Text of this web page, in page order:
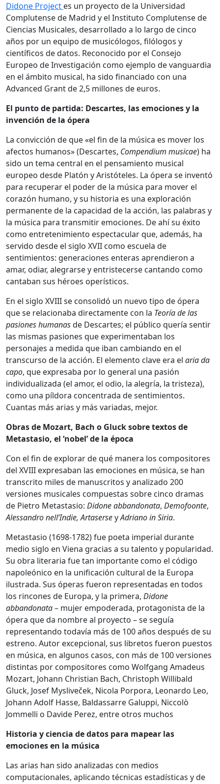
Didone Project es un proyecto de la Universidad
Complutense de Madrid y el Instituto Complutense de
Ciencias Musicales, desarrollado a lo largo de cinco
años por un equipo de musicólogos, filólogos y
científicos de datos. Reconocido por el Consejo
Europeo de Investigación como ejemplo de vanguardia
en el ámbito musical, ha sido financiado con una
Advanced Grant de 2,5 millones de euros.
El punto de partida: Descartes, las emociones y la
invención de la ópera
La convicción de que «el fin de la música es mover los
afectos humanos» (Descartes, Compendium musicae) ha
sido un tema central en el pensamiento musical
europeo desde Platón y Aristóteles. La ópera se inventó
para recuperar el poder de la música para mover el
corazón humano, y su historia es una exploración
permanente de la capacidad de la acción, las palabras y
la música para transmitir emociones. De ahí su éxito
como entretenimiento espectacular que, además, ha
servido desde el siglo XVII como escuela de
sentimientos: generaciones enteras aprendieron a
amar, odiar, alegrarse y entristecerse cantando como
cantaban sus héroes operísticos.
En el siglo XVIII se consolidó un nuevo tipo de ópera
que se relacionaba directamente con la Teoríade las
pasiones humanasde Descartes; el público quería sentir
las mismas pasiones que experimentaban los
personajes a medida que iban cambiando en el
transcurso de la acción. El elemento clave era el aria da
capo, que expresaba por lo general una pasión
individualizada (el amor, el odio, la alegría, la tristeza),
como una píldora concentrada de sentimientos.
Cuantas más arias y más variadas, mejor.
Obras de Mozart, Bach o Gluck sobre textos de
Metastasio, el ‘nobel’ de la época
Con el fin de explorar de qué manera los compositores
del XVIII expresaban las emociones en música, se han
transcrito miles de manuscritos y analizado 200
versiones musicales compuestas sobre cinco dramas
de Pietro Metastasio: Didone abbandonata, Demofoonte,
Alessandro nell’Indie, ArtaserseyAdriano in Siria.
Metastasio (1698-1782) fue poeta imperial durante
medio siglo en Viena gracias a su talento y popularidad.
Su obra literaria fue tan importante como el código
napoleónico en la unificación cultural de la Europa
ilustrada. Sus óperas fueron representadas en todos
los rincones de Europa, y la primera, Didone
abbandonata– mujer empoderada, protagonista de la
ópera que da nombre al proyecto – se seguía
representando todavía más de 100 años después de su
estreno. Autor excepcional, sus libretos fueron puestos
en música, en algunos casos, con más de 100 versiones
distintas por compositores como Wolfgang Amadeus
Mozart, Johann Christian Bach, Christoph Willibald
Gluck, Josef Mysliveček, Nicola Porpora, Leonardo Leo,
Johann Adolf Hasse, Baldassarre Galuppi, Niccolò
Jommelli o Davide Perez, entre otros muchos
Historia y ciencia de datos para mapear las
emociones en la música
Las arias han sido analizadas con medios
computacionales, aplicando técnicas estadísticas y de